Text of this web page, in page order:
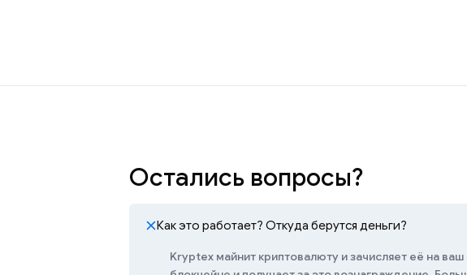
Остались вопросы?
Как это работает? Откуда берутся деньги?
Kryptex майнит криптовалюту и зачисляет её на